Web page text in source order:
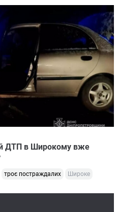
ДТП в Широкому вже
троє постраждалих Широке